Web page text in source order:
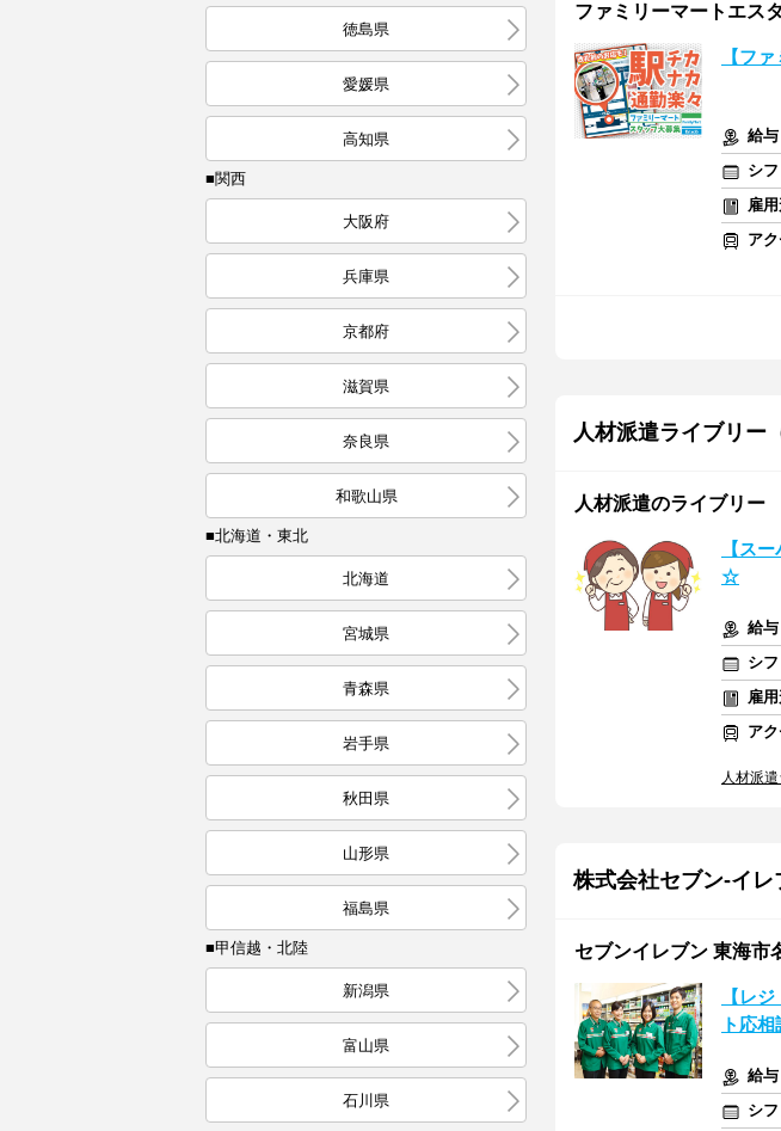
徳島県
愛媛県
高知県
■関西
大阪府
兵庫県
京都府
滋賀県
奈良県
和歌山県
■北海道・東北
北海道
宮城県
青森県
岩手県
秋田県
山形県
福島県
■甲信越・北陸
新潟県
富山県
石川県
ファミリーマートエス
【フ
給与
シフ
雇
ア
人材派遣ライブリー
人材派遣のライブリー
【ス
☆
給与
シフ
雇
ア
人材派
株式会社セブン-イ
セブンイレブン 東海市
【レ
ト応
給与
シフ